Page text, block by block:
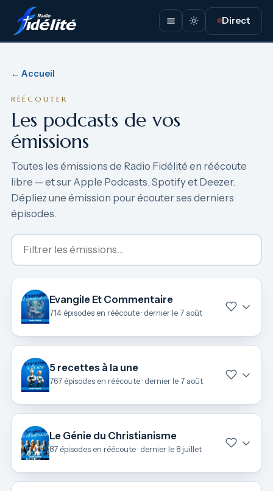
Direct
← Accueil
RÉÉCOUTER
Les podcasts de vos
émissions
Toutes les émissions de Radio Fidélité en réécoute
libre — et sur Apple Podcasts, Spotify et Deezer.
Dépliez une émission pour écouter ses derniers
épisodes.
Evangile Et Commentaire
714 épisodes en réécoute · dernier le 7 août
5 recettes à la une
767 épisodes en réécoute · dernier le 7 août
Le Génie du Christianisme
87 épisodes en réécoute · dernier le 8 juillet